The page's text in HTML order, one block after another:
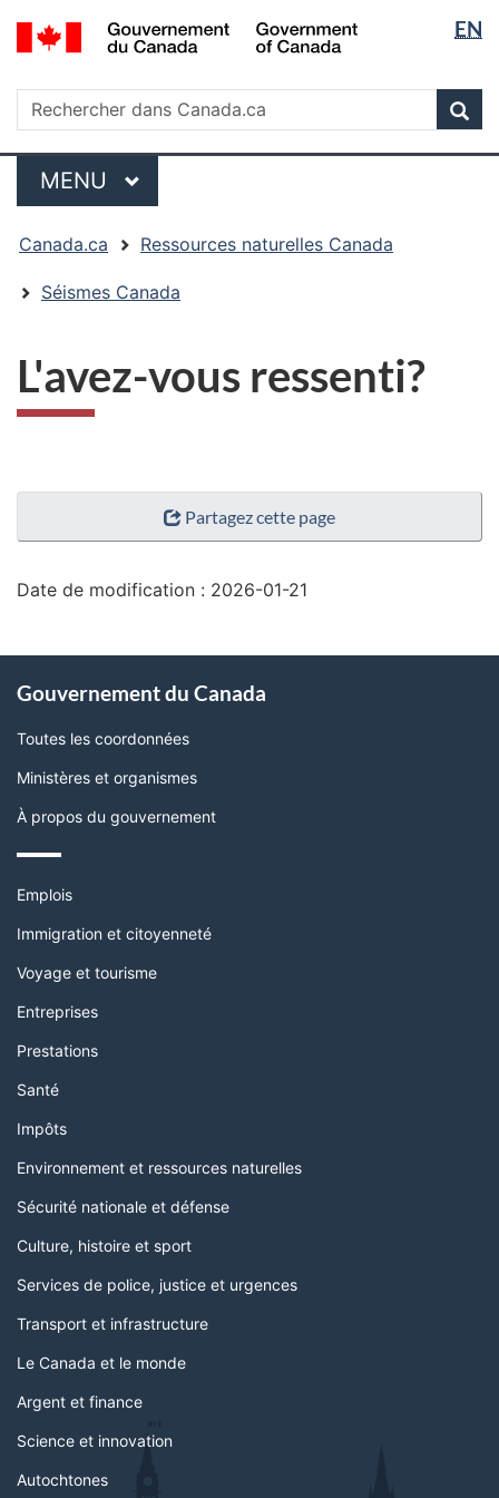
Passer
au
principal
Passer
à
sujet
du
gouvernement »
Passer
à
version
HTML
simplifiée
la
langue
EN
Rechercher
Rechercher
dans
Canada.ca
Menu
MENU PRINCIPAL
êtes
ici
Canada.ca Ressources naturelles Canada
Séismes Canada
L'avez-vous ressenti?
"Détails
page"
Partagez cette page
Date de modification : 2026-01-21
propos
de
ce
Gouvernement du Canada
Toutes les coordonnées
Ministères et organismes
À propos du gouvernement
Thèmes
sujets
Emplois
Immigration et citoyenneté
Voyage et tourisme
Entreprises
Prestations
Santé
Impôts
Environnement et ressources naturelles
Sécurité nationale et défense
Culture, histoire et sport
Services de police, justice et urgences
Transport et infrastructure
Le Canada et le monde
Argent et finance
Science et innovation
Autochtones